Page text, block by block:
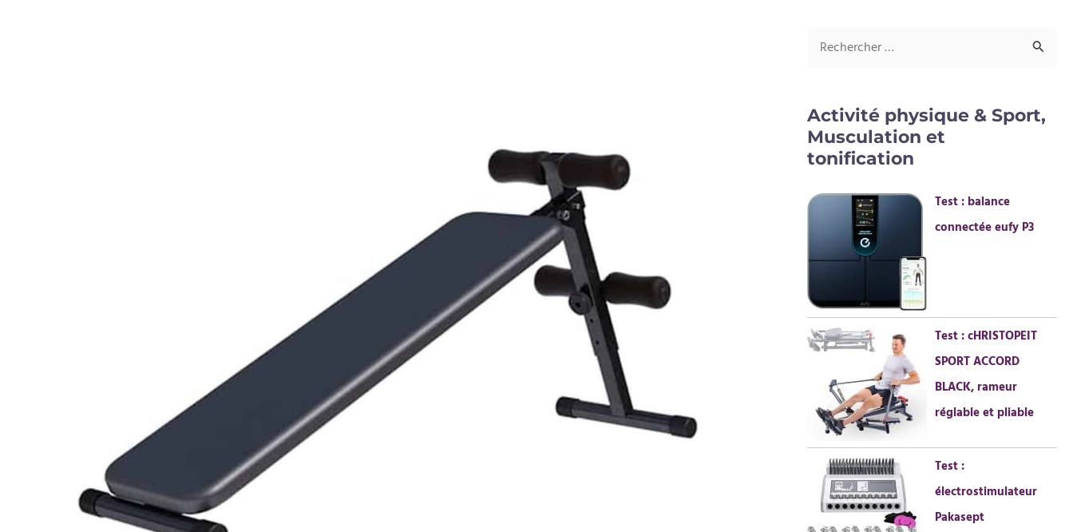
h
e
c
e
Activité physique & Sport,
Musculation et
tonification
Test : balance
connectée eufy P3
Test : cHRISTOPEIT
SPORT ACCORD
BLACK, rameur
réglable et pliable
Test :
électrostimulateur
Pakasept